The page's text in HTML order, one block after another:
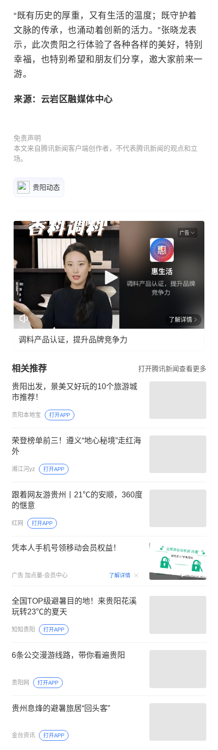
“既有历史的厚重，又有生活的温度；既守护着
文脉的传承，也涌动着创新的活力。”张晓龙表
示，此次贵阳之行体验了各种各样的美好，特别
幸福，也特别希望和朋友们分享，邀大家前来一
游。
来源：云岩区融媒体中心
免责声明
本文来自腾讯新闻客户端创作者，不代表腾讯新闻的观点和立
场。
贵阳动态
广告
了解详情
调料产品认证，提升品牌竞争力
相关推荐 打开腾讯新闻查看更多
贵阳出发，景美又好玩的10个旅游城
市推荐！
贵阳本地宝 打开APP
荣登榜单前三！遵义“地心秘境”走红海
外
湘江河yz 打开APP
跟着网友游贵州丨21℃的安顺，360度
的惬意
红网 打开APP
凭本人手机号领移动会员权益！
广告 加点量-会员中心 了解详情 00:15
全国TOP级避暑目的地！来贵阳花溪
玩转23℃的夏天
知知贵阳 打开APP
6条公交漫游线路，带你看遍贵阳
贵阳网 打开APP
贵州息烽的避暑旅居“回头客”
金台资讯 打开APP